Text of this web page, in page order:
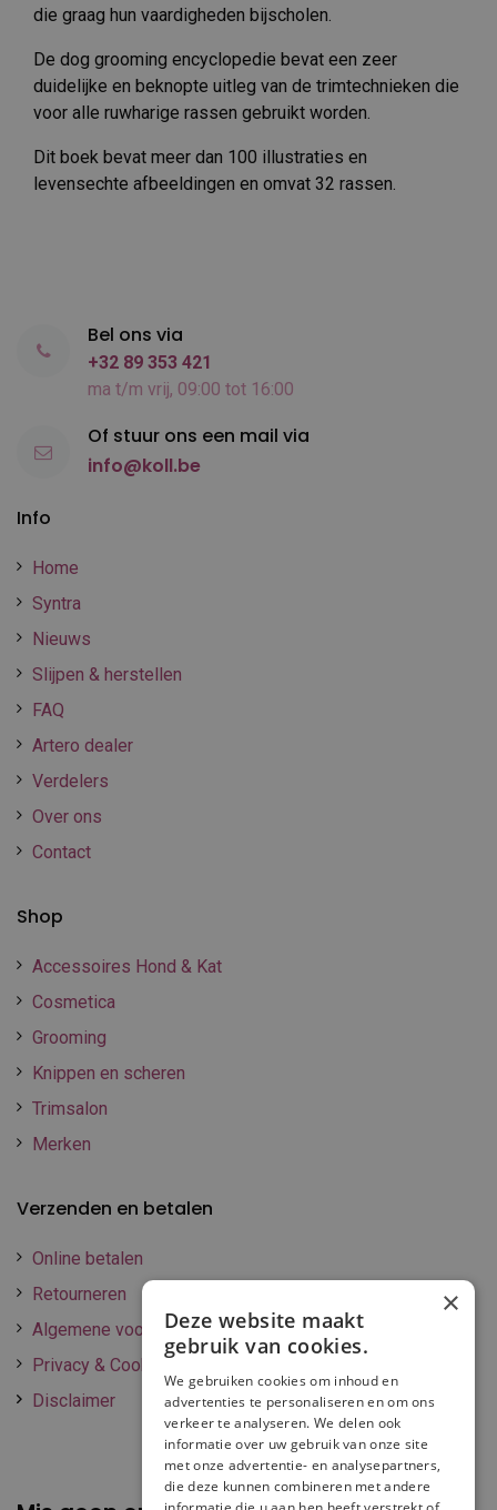
die graag hun vaardigheden bijscholen.
De dog grooming encyclopedie bevat een zeer
duidelijke en beknopte uitleg van de trimtechnieken die
voor alle ruwharige rassen gebruikt worden.
Dit boek bevat meer dan 100 illustraties en
levensechte afbeeldingen en omvat 32 rassen.
Info
Home
Syntra
Nieuws
Slijpen & herstellen
FAQ
Artero dealer
Verdelers
Over ons
Contact
Shop
Accessoires Hond & Kat
Cosmetica
Grooming
Knippen en scheren
Trimsalon
Merken
Verzenden en betalen
Online betalen
Retourneren
Algemene voorwaarden
Privacy & Cookie policy
Disclaimer
Bel ons via
+32 89 353 421
ma t/m vrij, 09:00 tot 16:00
Of stuur ons een mail via
info@koll.be
×
Deze website maakt
gebruik van cookies.
We gebruiken cookies om inhoud en
advertenties te personaliseren en om ons
verkeer te analyseren. We delen ook
informatie over uw gebruik van onze site
met onze advertentie- en analysepartners,
die deze kunnen combineren met andere